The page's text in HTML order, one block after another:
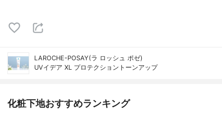
LAROCHE-POSAY(ラ ロッシュ ポゼ)
UVイデア XL プロテクショントーンアップ
化粧下地おすすめランキング